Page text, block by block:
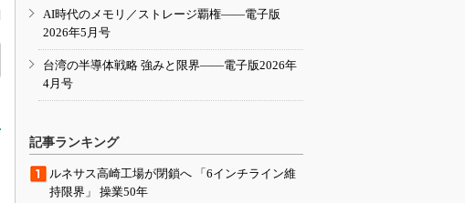
AI時代のメモリ／ストレージ覇権――電子版
2026年5月号
台湾の半導体戦略 強みと限界――電子版2026年
4月号
記事ランキング
ルネサス高崎工場が閉鎖へ 「6インチライン維
持限界」 操業50年